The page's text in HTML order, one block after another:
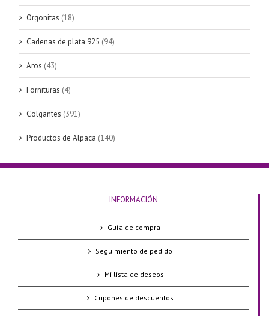
Orgonitas (18)
Cadenas de plata 925 (94)
Aros (43)
Fornituras (4)
Colgantes (391)
Productos de Alpaca (140)
INFORMACIÓN
Guía de compra
Seguimiento de pedido
Mi lista de deseos
Cupones de descuentos